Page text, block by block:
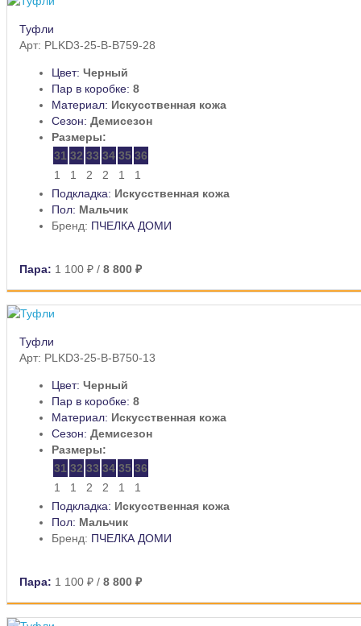
Туфли
Арт: PLKD3-25-B-B759-28
Цвет: Черный
Пар в коробке: 8
Материал: Искусственная кожа
Сезон: Демисезон
Размеры:
31 32 33 34 35 36
1
1 2 2 1
1
Подкладка: Искусственная кожа
Пол: Мальчик
Бренд: ПЧЕЛКА ДОМИ
Пара: 1 100 ₽ / 8 800 ₽
Туфли
Арт: PLKD3-25-B-B750-13
Цвет: Черный
Пар в коробке: 8
Материал: Искусственная кожа
Сезон: Демисезон
Размеры:
31 32 33 34 35 36
1
1 2 2 1
1
Подкладка: Искусственная кожа
Пол: Мальчик
Бренд: ПЧЕЛКА ДОМИ
Пара: 1 100 ₽ / 8 800 ₽